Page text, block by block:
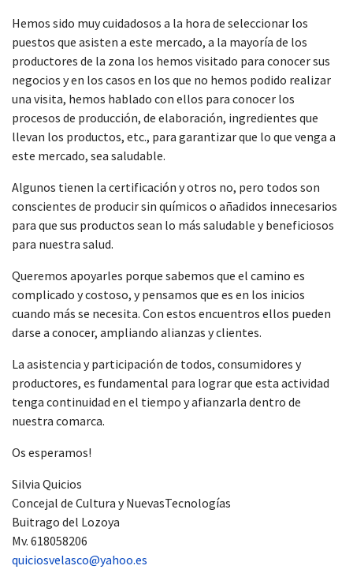
Hemos sido muy cuidadosos a la hora de seleccionar los
puestos que asisten a este mercado, a la mayoría de los
productores de la zona los hemos visitado para conocer sus
negocios y en los casos en los que no hemos podido realizar
una visita, hemos hablado con ellos para conocer los
procesos de producción, de elaboración, ingredientes que
llevan los productos, etc., para garantizar que lo que venga a
este mercado, sea saludable.
Algunos tienen la certificación y otros no, pero todos son
conscientes de producir sin químicos o añadidos innecesarios
para que sus productos sean lo más saludable y beneficiosos
para nuestra salud.
Queremos apoyarles porque sabemos que el camino es
complicado y costoso, y pensamos que es en los inicios
cuando más se necesita. Con estos encuentros ellos pueden
darse a conocer, ampliando alianzas y clientes.
La asistencia y participación de todos, consumidores y
productores, es fundamental para lograr que esta actividad
tenga continuidad en el tiempo y afianzarla dentro de
nuestra comarca.
Os esperamos!
Silvia Quicios
Concejal de Cultura y NuevasTecnologías
Buitrago del Lozoya
Mv. 618058206
quiciosvelasco@yahoo.es